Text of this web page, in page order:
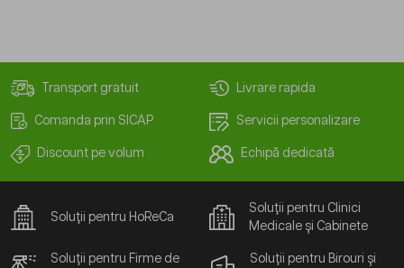
Transport gratuit Livrare rapida
Comanda prin SICAP Servicii personalizare
Discount pe volum Echipă dedicată
Soluții pentru HoReCa
Soluții pentru Clinici
Medicale și Cabinete
Soluții pentru Firme de
Soluții pentru Birouri și